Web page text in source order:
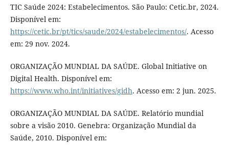
TIC Saúde 2024: Estabelecimentos. São Paulo: Cetic.br, 2024.
Disponível em:
https://cetic.br/pt/tics/saude/2024/estabelecimentos/. Acesso
em: 29 nov. 2024.
ORGANIZAÇÃO MUNDIAL DA SAÚDE. Global Initiative on
Digital Health. Disponível em:
https://www.who.int/initiatives/gidh. Acesso em: 2 jun. 2025.
ORGANIZAÇÃO MUNDIAL DA SAÚDE. Relatório mundial
sobre a visão 2010. Genebra: Organização Mundial da
Saúde, 2010. Disponível em: